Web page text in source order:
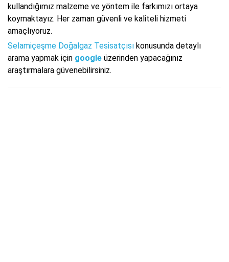
kullandığımız malzeme ve yöntem ile farkımızı ortaya
koymaktayız. Her zaman güvenli ve kaliteli hizmeti
amaçlıyoruz.
Selamiçeşme Doğalgaz Tesisatçısı konusunda detaylı
arama yapmak için google üzerinden yapacağınız
araştırmalara güvenebilirsiniz.